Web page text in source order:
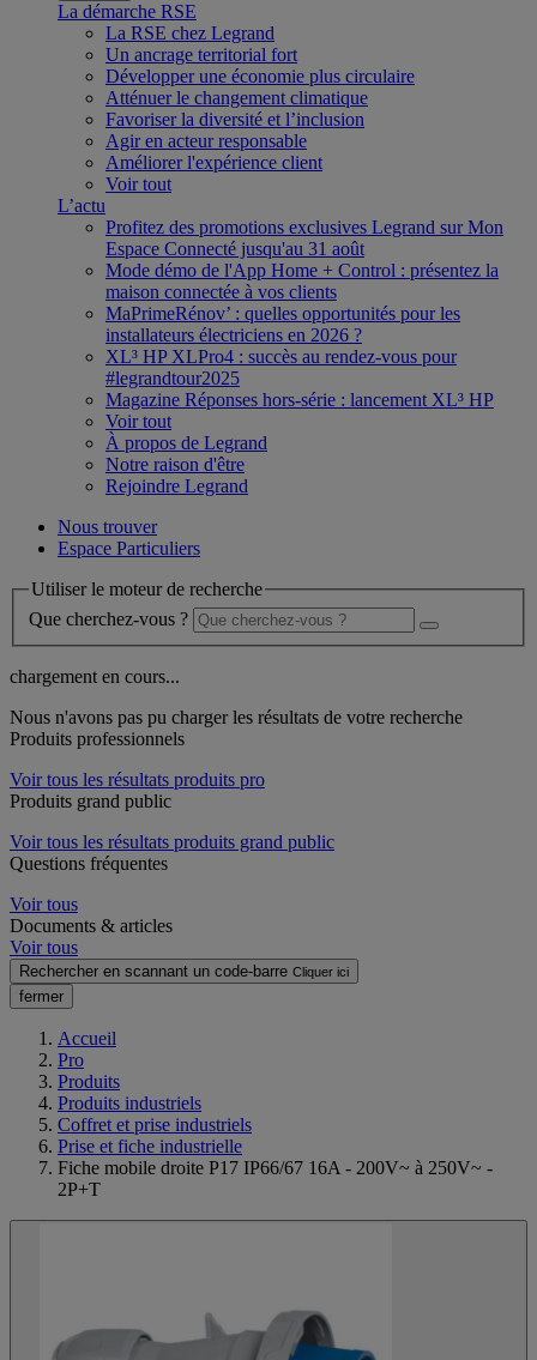
La démarche RSE
La RSE chez Legrand
Un ancrage territorial fort
Développer une économie plus circulaire
Atténuer le changement climatique
Favoriser la diversité et l’inclusion
Agir en acteur responsable
Améliorer l'expérience client
Voir tout
L’actu
Profitez des promotions exclusives Legrand sur Mon
Espace Connecté jusqu'au 31 août
Mode démo de l'App Home + Control : présentez la
maison connectée à vos clients
MaPrimeRénov’ : quelles opportunités pour les
installateurs électriciens en 2026 ?
XL³ HP XLPro4 : succès au rendez-vous pour
#legrandtour2025
Magazine Réponses hors-série : lancement XL³ HP
Voir tout
À propos de Legrand
Notre raison d'être
Rejoindre Legrand
Nous trouver
Espace Particuliers
Utiliser le moteur de recherche
Que cherchez-vous ?
chargement en cours...
Nous n'avons pas pu charger les résultats de votre recherche
Produits professionnels
Voir tous les résultats produits pro
Produits grand public
Voir tous les résultats produits grand public
Questions fréquentes
Voir tous
Documents & articles
Voir tous
Rechercher en scannant un code-barre Cliquer ici
fermer
Accueil
Pro
Produits
Produits industriels
Coffret et prise industriels
Prise et fiche industrielle
Fiche mobile droite P17 IP66/67 16A - 200V~ à 250V~ -
2P+T